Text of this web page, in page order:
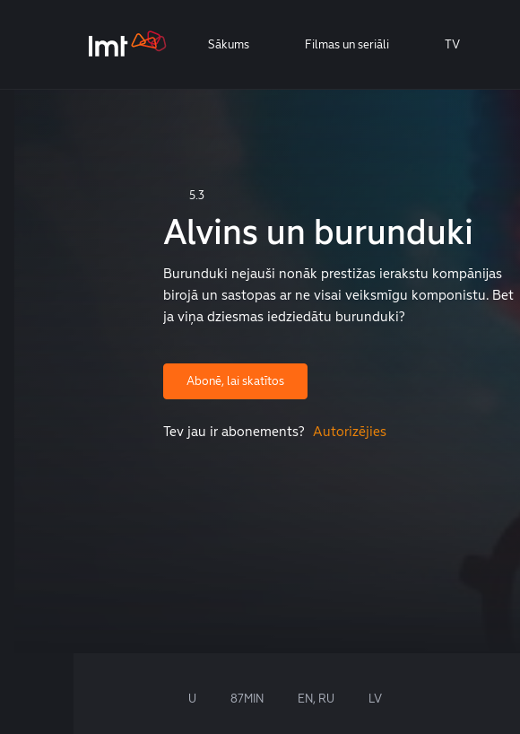
Sākums Filmas un seriāli TV
5.3
Alvins un burunduki
Burunduki nejauši nonāk prestižas ierakstu kompānijas
birojā un sastopas ar ne visai veiksmīgu komponistu. Bet
ja viņa dziesmas iedziedātu burunduki?
Abonē, lai skatītos
Tev jau ir abonements? Autorizējies
U 87MIN EN, RU LV